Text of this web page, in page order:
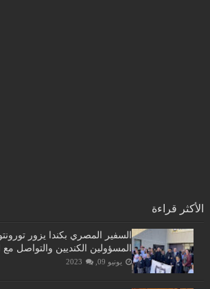
الأكثر قراءة
السفير المصري بكندا يزور
المسؤولين الكنديين والتواصل مع
يونيو 09, 2023